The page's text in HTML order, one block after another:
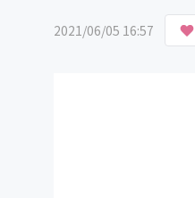
2021/06/05 16:57